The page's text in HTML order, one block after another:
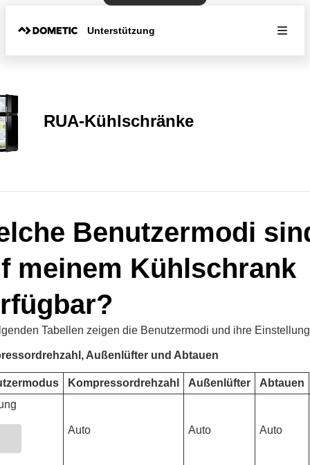
Unterstützung
RUA-Kühlschränke
Benutzermodi
meinem Kühlschrank
Tabellen zeigen die Benutzermodi und ihre
Außenlüfter und Abtauen
Kompressordrehzahl Außenlüfter
Abtauen
Auto Auto Auto